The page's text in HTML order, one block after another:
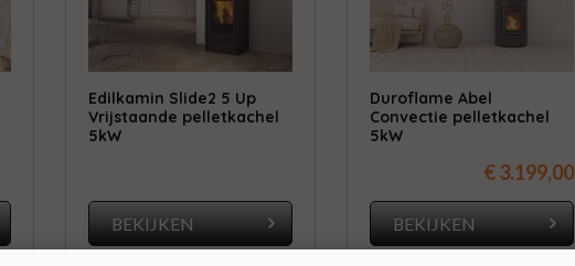
Edilkamin Slide2 5 Up
Vrijstaande pelletkachel
5kW
BEKIJKEN
Duroflame Abel
Convectie pelletkachel
5kW
€ 3.199,00
BEKIJKEN